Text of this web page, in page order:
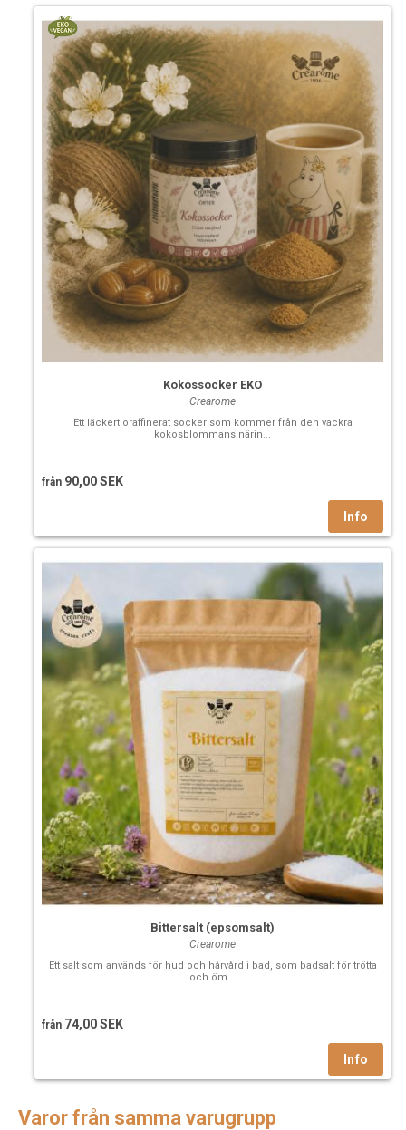
Kokossocker EKO
Crearome
Ett läckert oraffinerat socker som kommer från den vackra
kokosblommans närin...
från 90,00 SEK
Bittersalt (epsomsalt)
Crearome
Ett salt som används för hud och hårvård i bad, som badsalt för trötta
och öm...
från 74,00 SEK
Varor från samma varugrupp